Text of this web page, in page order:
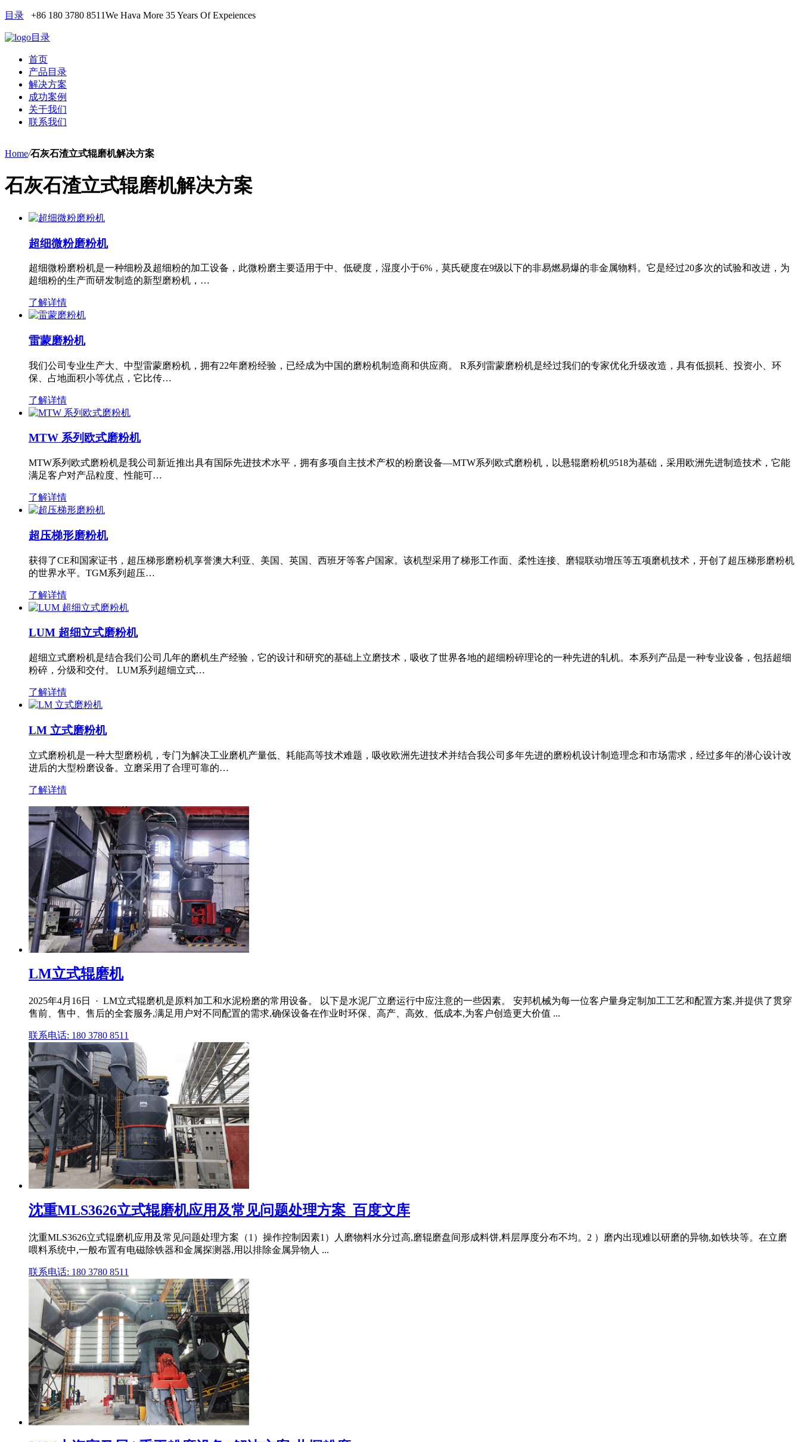
目录 +86 180 3780 8511We Hava More 35 Years Of Expeiences
目录
首页
产品目录
解决方案
成功案例
关于我们
联系我们
Home/石灰石渣立式辊磨机解决方案
石灰石渣立式辊磨机解决方案
超细微粉磨粉机
超细微粉磨粉机是一种细粉及超细粉的加工设备，此微粉磨主要适用于中、低硬度，湿度小于6%，莫氏硬度在9级以下的非易燃易爆的非金属物料。它是经过20多次的试验和改进，为
超细粉的生产而研发制造的新型磨粉机，…
了解详情
雷蒙磨粉机
我们公司专业生产大、中型雷蒙磨粉机，拥有22年磨粉经验，已经成为中国的磨粉机制造商和供应商。 R系列雷蒙磨粉机是经过我们的专家优化升级改造，具有低损耗、投资小、环
保、占地面积小等优点，它比传…
了解详情
MTW 系列欧式磨粉机
MTW系列欧式磨粉机是我公司新近推出具有国际先进技术水平，拥有多项自主技术产权的粉磨设备—MTW系列欧式磨粉机，以悬辊磨粉机9518为基础，采用欧洲先进制造技术，它能
满足客户对产品粒度、性能可…
了解详情
超压梯形磨粉机
获得了CE和国家证书，超压梯形磨粉机享誉澳大利亚、美国、英国、西班牙等客户国家。该机型采用了梯形工作面、柔性连接、磨辊联动增压等五项磨机技术，开创了超压梯形磨粉机
的世界水平。TGM系列超压…
了解详情
LUM 超细立式磨粉机
超细立式磨粉机是结合我们公司几年的磨机生产经验，它的设计和研究的基础上立磨技术，吸收了世界各地的超细粉碎理论的一种先进的轧机。本系列产品是一种专业设备，包括超细
粉碎，分级和交付。 LUM系列超细立式…
了解详情
LM 立式磨粉机
立式磨粉机是一种大型磨粉机，专门为解决工业磨机产量低、耗能高等技术难题，吸收欧洲先进技术并结合我公司多年先进的磨粉机设计制造理念和市场需求，经过多年的潜心设计改
进后的大型粉磨设备。立磨采用了合理可靠的…
了解详情
LM立式辊磨机
2025年4月16日 · LM立式辊磨机是原料加工和水泥粉磨的常用设备。 以下是水泥厂立磨运行中应注意的一些因素。 安邦机械为每一位客户量身定制加工工艺和配置方案,并提供了贯穿
售前、售中、售后的全套服务,满足用户对不同配置的需求,确保设备在作业时环保、高产、高效、低成本,为客户创造更大价值 ...
联系电话: 180 3780 8511
沈重MLS3626立式辊磨机应用及常见问题处理方案_百度文库
沈重MLS3626立式辊磨机应用及常见问题处理方案（1）操作控制因素1）人磨物料水分过高,磨辊磨盘间形成料饼,料层厚度分布不均。2 ）磨内出现难以研磨的异物,如铁块等。在立磨
喂料系统中,一般布置有电磁除铁器和金属探测器,用以排除金属异物人 ...
联系电话: 180 3780 8511